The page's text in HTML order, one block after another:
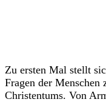
Zu ersten Mal stellt
Fragen der Menschen
Christentums. Von